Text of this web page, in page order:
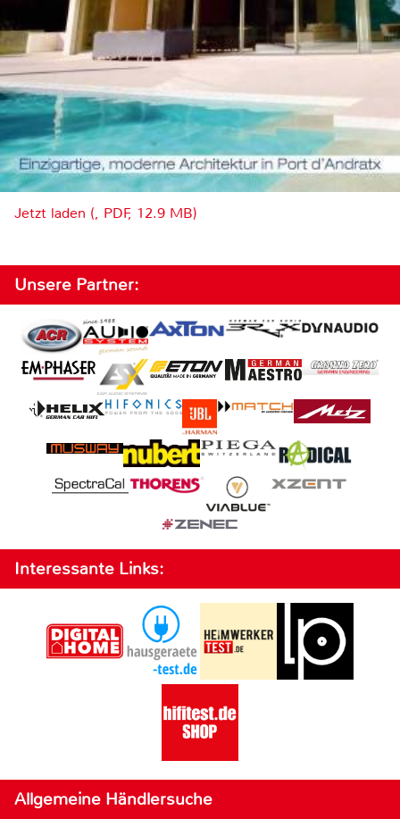
Jetzt laden (, PDF, 12.9 MB)
Unsere Partner:
Interessante Links:
Allgemeine Händlersuche